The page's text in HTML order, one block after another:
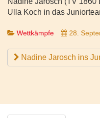
Ulla Koch in das
Wettkämpfe 28.
Nadine Jarosch ins